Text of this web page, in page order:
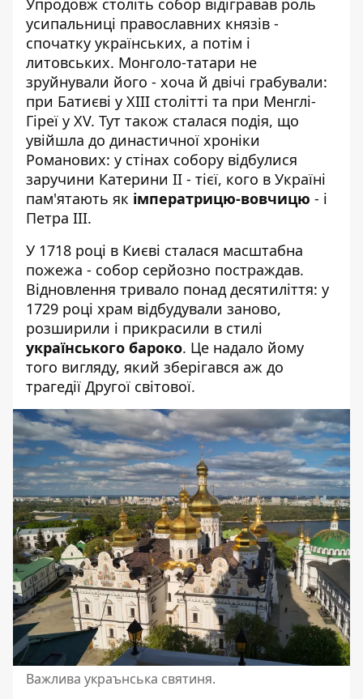
Упродовж століть собор відігравав роль
усипальниці православних князів -
спочатку українських, а потім і
литовських. Монголо-татари не
зруйнували його - хоча й двічі грабували:
при Батиєві у XIII столітті та при Менглі-
Гіреї у XV. Тут також сталася подія, що
увійшла до династичної хроніки
Романових: у стінах собору відбулися
заручини Катерини II - тієї, кого в Україні
пам'ятають як імператрицю-вовчицю - і
Петра III.
У 1718 році в Києві сталася масштабна
пожежа - собор серйозно постраждав.
Відновлення тривало понад десятиліття: у
1729 році храм відбудували заново,
розширили і прикрасили в стилі
українського бароко. Це надало йому
того вигляду, який зберігався аж до
трагедії Другої світової.
Важлива украънська святиня.